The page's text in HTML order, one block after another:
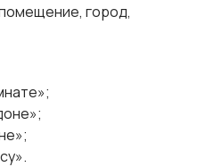
город,